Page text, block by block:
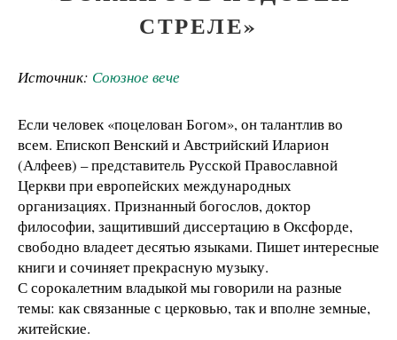
СТРЕЛЕ»
Источник: Союзное вече
Если человек «поцелован Богом», он талантлив во
всем. Епископ Венский и Австрийский Иларион
(Алфеев) – представитель Русской Православной
Церкви при европейских международных
организациях. Признанный богослов, доктор
философии, защитивший диссертацию в Оксфорде,
свободно владеет десятью языками. Пишет интересные
книги и сочиняет прекрасную музыку.
С сорокалетним владыкой мы говорили на разные
темы: как связанные с церковью, так и вполне земные,
житейские.